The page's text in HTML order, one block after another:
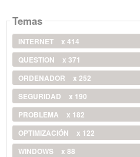
Temas
INTERNET
x 414
QUESTION
x 371
ORDENADOR
x 252
SEGURIDAD
x 190
PROBLEMA
x 182
OPTIMIZACIÓN
x 122
WINDOWS
x 88